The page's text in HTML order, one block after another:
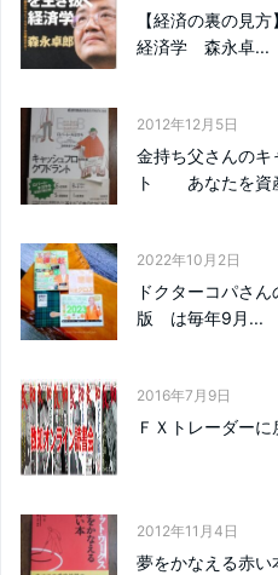
【経済の裏の見
経済学 森永卓...
2012年12月5日
金持ち父さんのキ
ト あなたを資
2022年10月2日
ドクターコパさ
版 は毎年9月...
2016年7月9日
ＦＸトレーダーに
2012年11月4日
夢をかなえる赤い